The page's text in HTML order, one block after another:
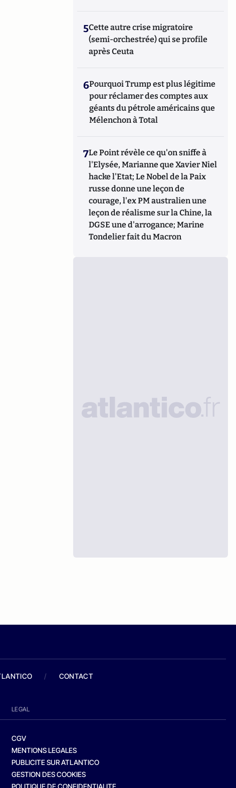
5Cette autre crise migratoire
(semi-orchestrée) qui se profile
après Ceuta
6Pourquoi Trump est plus légitime
pour réclamer des comptes aux
géants du pétrole américains que
Mélenchon à Total
7Le Point révèle ce qu'on sniffe à
l'Elysée, Marianne que Xavier Niel
hacke l'Etat; Le Nobel de la Paix
russe donne une leçon de
courage, l'ex PM australien une
leçon de réalisme sur la Chine, la
DGSE une d'arrogance; Marine
Tondelier fait du Macron
/ CONTACT
LEGAL
CGV
MENTIONS LEGALES
PUBLICITE SUR ATLANTICO
GESTION DES COOKIES
POLITIQUE DE CONFIDENTIALITE